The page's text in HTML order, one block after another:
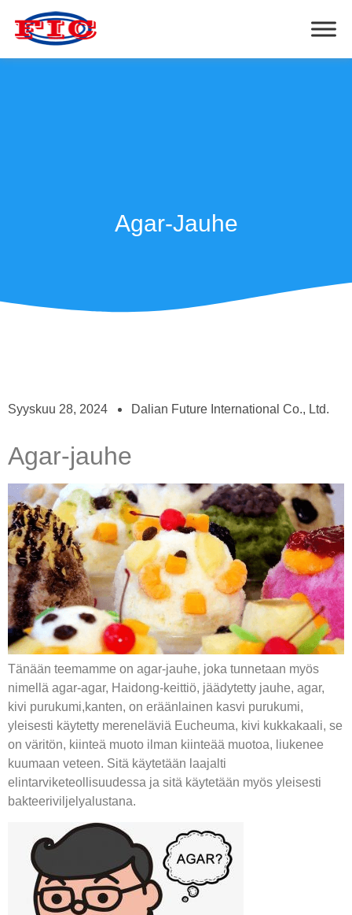
Agar-Jauhe
Syyskuu 28, 2024 Dalian Future International Co., Ltd.
Agar-jauhe
Tänään teemamme on agar-jauhe, joka tunnetaan myös
nimellä agar-agar, Haidong-keittiö, jäädytetty jauhe, agar,
kivi purukumi,kanten, on eräänlainen kasvi purukumi,
yleisesti käytetty mereneläviä Eucheuma, kivi kukkakaali, se
on väritön, kiinteä muoto ilman kiinteää muotoa, liukenee
kuumaan veteen. Sitä käytetään laajalti
elintarviketeollisuudessa ja sitä käytetään myös yleisesti
bakteeriviljelyalustana.